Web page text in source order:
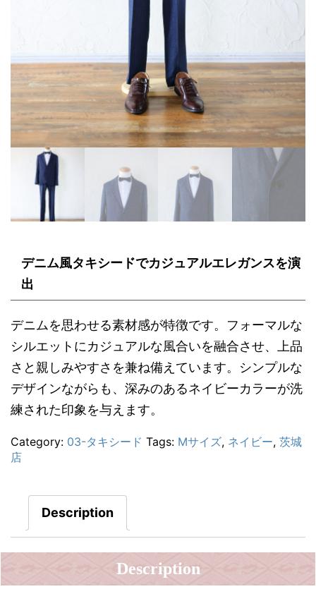
デニム風タキシードでカジュアルエレガンスを演
出
デニムを思わせる素材感が特徴です。フォーマルな
シルエットにカジュアルな風合いを融合させ、上品
さと親しみやすさを兼ね備えています。シンプルな
デザインながらも、深みのあるネイビーカラーが洗
練された印象を与えます。
Category: 03-タキシード Tags: Mサイズ, ネイビー, 茨城
店
Description
Description